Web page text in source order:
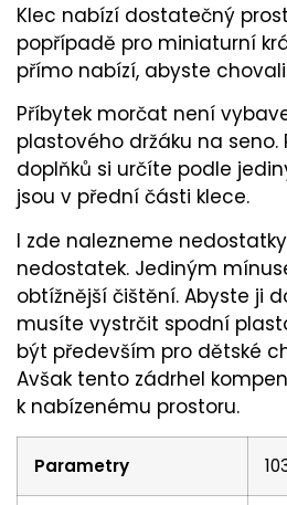
Klec nabízí dostatečný
popřípadě pro miniaturní
přímo nabízí, abyste
Příbytek morčat není
plastového držáku na seno.
doplňků si určíte podle
jsou v přední části klece.
I zde nalezneme
nedostatek. Jediným
obtížnější čištění. Abyste ji
musíte vystrčit spodní
být především pro dětské
Avšak tento zádrhel
k nabízenému prostoru.
Parametry